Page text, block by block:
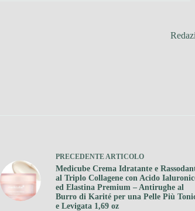
PRECEDENTEARTICOLO
Medicube Crema Idratante e
al Triplo Collagene con Acido
ed Elastina Premium – Antirughe al
Burro di Karité per una Pelle Più
e Levigata 1,69 oz